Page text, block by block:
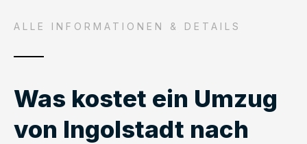
ALLE INFORMATIONEN & DETAILS
Was kostet ein Umzug
von Ingolstadt nach